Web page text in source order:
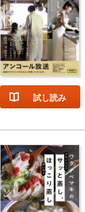
試し読み